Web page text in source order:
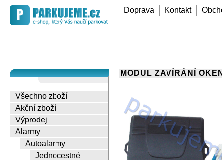
Doprava Kontakt
Všechno zboží
Akční zboží
Výprodej
Alarmy
Autoalarmy
Jednocestné
MODUL ZAVÍRÁNÍ